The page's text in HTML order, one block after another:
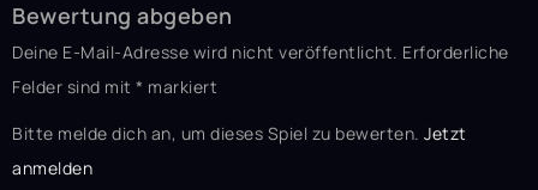
Bewertung abgeben
Deine E-Mail-Adresse wird nicht veröffentlicht. Erforderliche
Felder sind mit * markiert
Bitte melde dich an, um dieses Spiel zu bewerten. Jetzt
anmelden